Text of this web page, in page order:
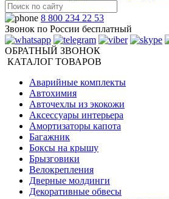
8 800 234 22 53
Звонок по России бесплатный
ОБРАТНЫЙ ЗВОНОК
КАТАЛОГ ТОВАРОВ
Аварийные комплекты
Автохимия
Авточехлы из экокожи
Аксессуары интерьера
Амортизаторы капота
Багажник
Боксы на крышу
Брызговики
Велокрепления
Дверные молдинги
Декоративные обвесы